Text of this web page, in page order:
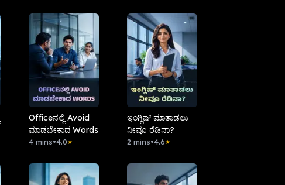
Officeನಲ್ಲಿ Avoid
ಮಾಡಬೇಕಾದ Words
4 mins•4.0★
ಇಂಗ್ಲಿಷ್ ಮಾತಾಡಲು
ನೀವೂ ರೆಡಿನಾ?
2 mins•4.6★